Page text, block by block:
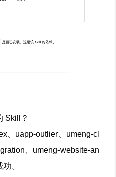
Skill？
、uapp-outlier、umeng-cl
、umeng-website-an
。